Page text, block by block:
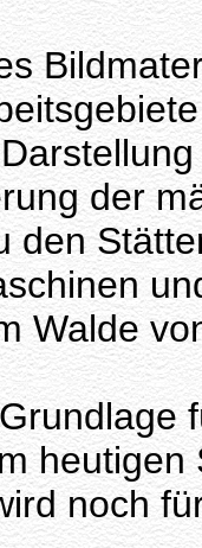
der
den
Walde
noch